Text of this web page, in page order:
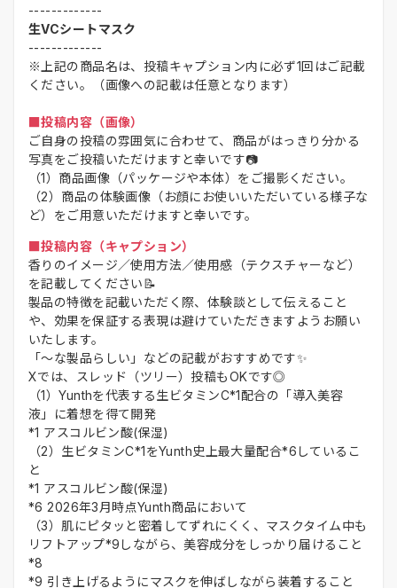
-------------
生VCシートマスク
-------------
※上記の商品名は、投稿キャプション内に必ず1回はご記載
ください。（画像への記載は任意となります）
■投稿内容（画像）
ご自身の投稿の雰囲気に合わせて、商品がはっきり分かる
写真をご投稿いただけますと幸いです📷
（1）商品画像（パッケージや本体）をご撮影ください。
（2）商品の体験画像（お顔にお使いいただいている様子な
ど）をご用意いただけますと幸いです。
■投稿内容（キャプション）
香りのイメージ／使用方法／使用感（テクスチャーなど）
を記載してください📝
製品の特徴を記載いただく際、体験談として伝えること
や、効果を保証する表現は避けていただきますようお願い
いたします。
「～な製品らしい」などの記載がおすすめです✨
Xでは、スレッド（ツリー）投稿もOKです◎
（1）Yunthを代表する生ビタミンC*1配合の「導入美容
液」に着想を得て開発
*1 アスコルビン酸(保湿)
（2）生ビタミンC*1をYunth史上最大量配合*6しているこ
と
*1 アスコルビン酸(保湿)
*6 2026年3月時点Yunth商品において
（3）肌にピタッと密着してずれにくく、マスクタイム中も
リフトアップ*9しながら、美容成分をしっかり届けること
*8
*9 引き上げるようにマスクを伸ばしながら装着すること